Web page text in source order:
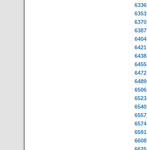
6336
6353
6370
6387
6404
6421
6438
6455
6472
6489
6506
6523
6540
6557
6574
6591
6608